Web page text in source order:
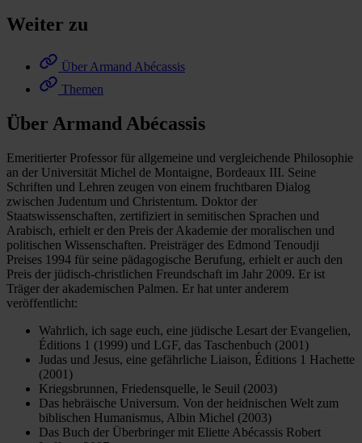
Weiter zu
Über Armand Abécassis
Themen
Über Armand Abécassis
Emeritierter Professor für allgemeine und vergleichende Philosophie
an der Universität Michel de Montaigne, Bordeaux III. Seine
Schriften und Lehren zeugen von einem fruchtbaren Dialog
zwischen Judentum und Christentum. Doktor der
Staatswissenschaften, zertifiziert in semitischen Sprachen und
Arabisch, erhielt er den Preis der Akademie der moralischen und
politischen Wissenschaften. Preisträger des Edmond Tenoudji
Preises 1994 für seine pädagogische Berufung, erhielt er auch den
Preis der jüdisch-christlichen Freundschaft im Jahr 2009. Er ist
Träger der akademischen Palmen. Er hat unter anderem
veröffentlicht:
Wahrlich, ich sage euch, eine jüdische Lesart der Evangelien,
Éditions 1 (1999) und LGF, das Taschenbuch (2001)
Judas und Jesus, eine gefährliche Liaison, Éditions 1 Hachette
(2001)
Kriegsbrunnen, Friedensquelle, le Seuil (2003)
Das hebräische Universum. Von der heidnischen Welt zum
biblischen Humanismus, Albin Michel (2003)
Das Buch der Überbringer mit Eliette Abécassis Robert